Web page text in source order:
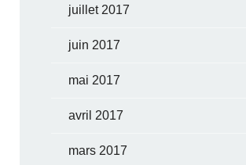
juillet 2017
juin 2017
mai 2017
avril 2017
mars 2017